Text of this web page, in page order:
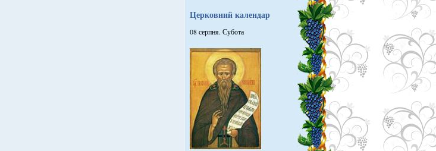
Церковний календар
08 серпня. Субота